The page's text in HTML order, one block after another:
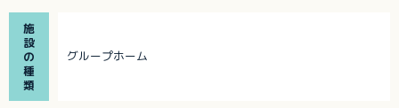
施
設
の
種
類
グループホーム